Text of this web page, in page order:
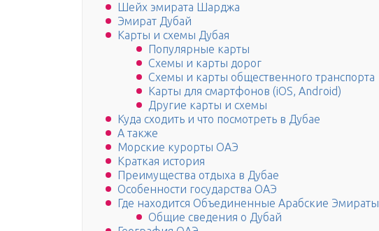
Шейх эмирата Шарджа
Эмират Дубай
Карты и схемы Дубая
Популярные карты
Схемы и карты дорог
Схемы и карты общественного транспорта
Карты для смартфонов (iOS, Android)
Другие карты и схемы
Куда сходить и что посмотреть в Дубае
А также
Морские курорты ОАЭ
Краткая история
Преимущества отдыха в Дубае
Особенности государства ОАЭ
Где находится Объединенные Арабские Эмираты
Общие сведения о Дубай